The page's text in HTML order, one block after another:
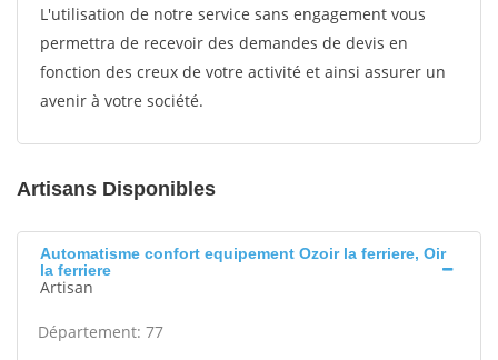
L'utilisation de notre service sans engagement vous
permettra de recevoir des demandes de devis en
fonction des creux de votre activité et ainsi assurer un
avenir à votre société.
Artisans Disponibles
Automatisme confort equipement Ozoir la ferriere, Oir
la ferriere
Artisan
Département: 77